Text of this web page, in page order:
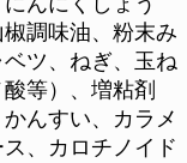
調味油、粉末み
ツ、ねぎ、玉ね
等）、増粘剤
んすい、カラメ
、カロチノイド